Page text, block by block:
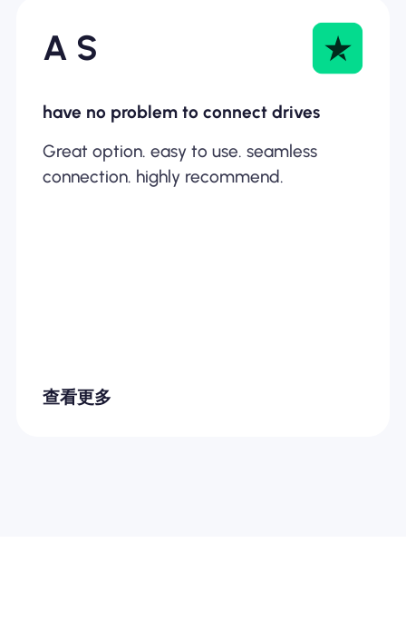
A S
have no problem to connect drives
Great option. easy to use. seamless
connection. highly recommend.
查看更多